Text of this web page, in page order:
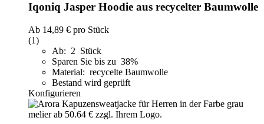
Iqoniq Jasper Hoodie aus recycelter Baumwolle
Ab 14,89 € pro Stück
(1)
Ab: 2 Stück
Sparen Sie bis zu 38%
Material: recycelte Baumwolle
Bestand wird geprüft
Konfigurieren